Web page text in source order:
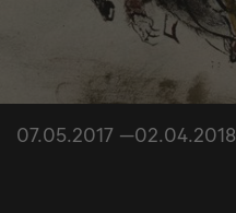
07.05.2017 —02.04.2018